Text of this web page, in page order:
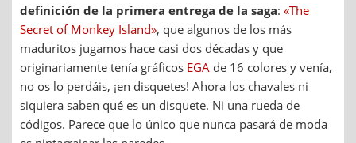
definición de la primera entrega de la saga: «The
Secret of Monkey Island», que algunos de los más
maduritos jugamos hace casi dos décadas y que
originariamente tenía gráficos EGA de 16 colores y venía,
no os lo perdáis, ¡en disquetes! Ahora los chavales ni
siquiera saben qué es un disquete. Ni una rueda de
códigos. Parece que lo único que nunca pasará de moda